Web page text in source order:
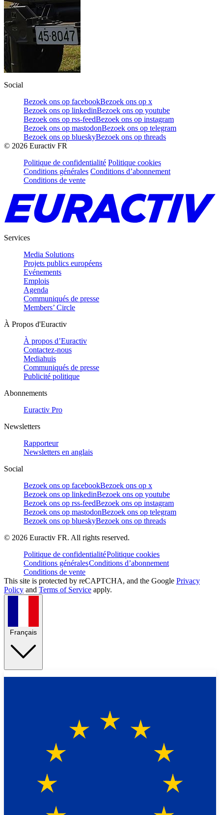
Social
Bezoek ons op facebookBezoek ons op x
Bezoek ons op linkedinBezoek ons op youtube
Bezoek ons op rss-feedBezoek ons op instagram
Bezoek ons op mastodonBezoek ons op telegram
Bezoek ons op blueskyBezoek ons op threads
© 2026 Euractiv FR
Politique de confidentialité Politique cookies
Conditions générales Conditions d’abonnement
Conditions de vente
Services
Media Solutions
Projets publics européens
Evénements
Emplois
Agenda
Communiqués de presse
Members’ Circle
À Propos d'Euractiv
À propos d’Euractiv
Contactez-nous
Mediahuis
Communiqués de presse
Publicité politique
Abonnements
Euractiv Pro
Newsletters
Rapporteur
Newsletters en anglais
Social
Bezoek ons op facebookBezoek ons op x
Bezoek ons op linkedinBezoek ons op youtube
Bezoek ons op rss-feedBezoek ons op instagram
Bezoek ons op mastodonBezoek ons op telegram
Bezoek ons op blueskyBezoek ons op threads
© 2026 Euractiv FR. All rights reserved.
Politique de confidentialitéPolitique cookies
Conditions généralesConditions d’abonnement
Conditions de vente
This site is protected by reCAPTCHA, and the Google Privacy
Policy and Terms of Service apply.
Français